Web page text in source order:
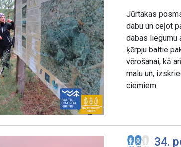
Jūrtakas
dabu un ceļot
dabas liegumu
ķērpju baltie
vērošanai, kā
malu un,
ciemiem.
34.